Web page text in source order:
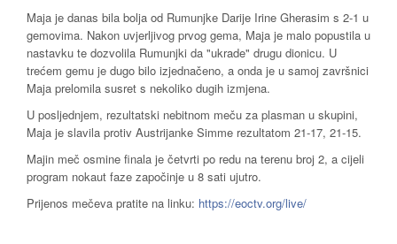
Maja je danas bila bolja od Rumunjke Darije Irine Gherasim s 2-1 u
gemovima. Nakon uvjerljivog prvog gema, Maja je malo popustila u
nastavku te dozvolila Rumunjki da "ukrade" drugu dionicu. U
trećem gemu je dugo bilo izjednačeno, a onda je u samoj završnici
Maja prelomila susret s nekoliko dugih izmjena.
U posljednjem, rezultatski nebitnom meču za plasman u skupini,
Maja je slavila protiv Austrijanke Simme rezultatom 21-17, 21-15.
Majin meč osmine finala je četvrti po redu na terenu broj 2, a cijeli
program nokaut faze započinje u 8 sati ujutro.
Prijenos mečeva pratite na linku: https://eoctv.org/live/